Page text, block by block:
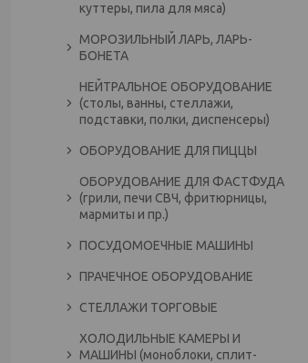
куттеры, пила для мяса)
МОРОЗИЛЬНЫЙ ЛАРЬ, ЛАРЬ-
БОНЕТА
НЕЙТРАЛЬНОЕ ОБОРУДОВАНИЕ
(столы, ванны, стеллажи,
подставки, полки, диспенсеры)
ОБОРУДОВАНИЕ ДЛЯ ПИЦЦЫ
ОБОРУДОВАНИЕ ДЛЯ ФАСТФУДА
(грили, печи СВЧ, фритюрницы,
мармиты и пр.)
ПОСУДОМОЕЧНЫЕ МАШИНЫ
ПРАЧЕЧНОЕ ОБОРУДОВАНИЕ
СТЕЛЛАЖИ ТОРГОВЫЕ
ХОЛОДИЛЬНЫЕ КАМЕРЫ И
МАШИНЫ (моноблоки, сплит-